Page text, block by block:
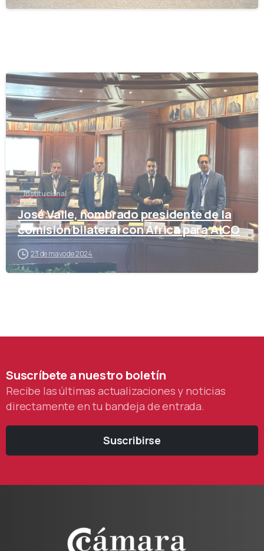
-
Institucional
José Valle, nombrado presidente de la
comisión bilateral con África para AICO
23 de mayo de 2024
Suscríbeteanuestro boletín
Recibe las últimas actualizaciones y noticias
directamente en tu bandeja de entrada.
Suscribirse